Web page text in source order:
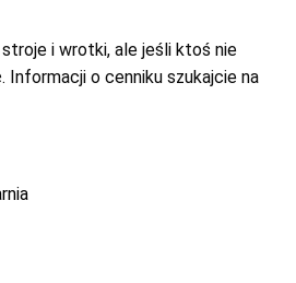
i wrotki, ale jeśli ktoś nie
o cenniku szukajcie na